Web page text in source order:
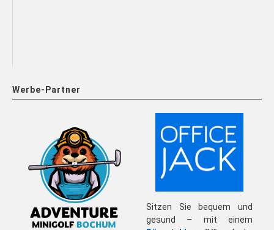
Werbe-Partner
Sitzen Sie bequem und
gesund – mit einem